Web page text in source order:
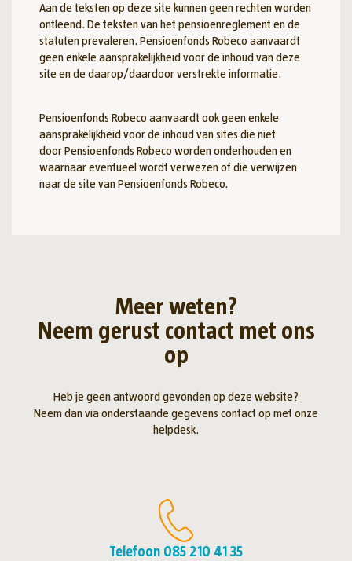
Aan de teksten op deze site kunnen geen rechten worden
ontleend. De teksten van het pensioenreglement en de
statuten prevaleren. Pensioenfonds Robeco aanvaardt
geen enkele aansprakelijkheid voor de inhoud van deze
site en de daarop/daardoor verstrekte informatie.
Pensioenfonds Robeco aanvaardt ook geen enkele
aansprakelijkheid voor de inhoud van sites die niet
door Pensioenfonds Robeco worden onderhouden en
waarnaar eventueel wordt verwezen of die verwijzen
naar de site van Pensioenfonds Robeco.
Meer weten?
Neem gerust contact met ons
op
Heb je geen antwoord gevonden op deze website?
Neem dan via onderstaande gegevens contact op met onze
helpdesk.
Telefoon 085 210 41 35